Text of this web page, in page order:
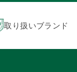
取り扱いブランド